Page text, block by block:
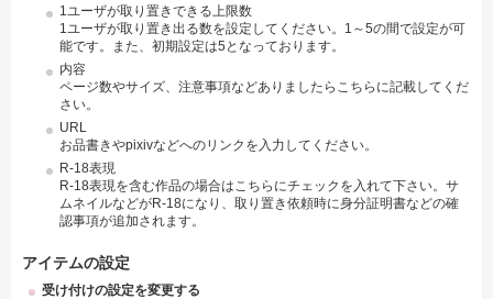
1ユーザが取り置きできる上限数
1ユーザが取り置き出る数を設定してください。1～5の間で設定が可
能です。また、初期設定は5となっております。
内容
ページ数やサイズ、注意事項などありましたらこちらに記載してくだ
さい。
URL
お品書きやpixivなどへのリンクを入力してください。
R-18表現
R-18表現を含む作品の場合はこちらにチェックを入れて下さい。サ
ムネイルなどがR-18になり、取り置き依頼時に身分証明書などの確
認事項が追加されます。
アイテムの設定
受け付けの設定を変更する